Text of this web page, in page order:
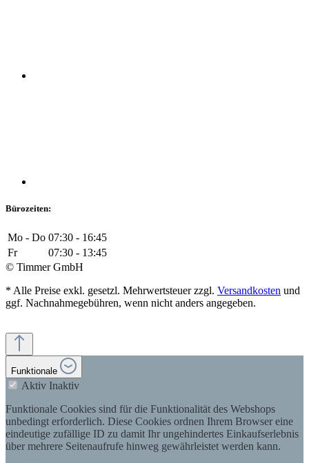
Bürozeiten:
Mo - Do 07:30 - 16:45
Fr
07:30 - 13:45
© Timmer GmbH
* Alle Preise exkl. gesetzl. Mehrwertsteuer zzgl. Versandkosten und
ggf. Nachnahmegebühren, wenn nicht anders angegeben.
Funktionale
Aktiv Inaktiv
Funktionale Cookies sind für die Funktionalität des Webshops
unbedingt erforderlich. Diese Cookies ordnen Ihrem Browser eine
eindeutige zufällige ID zu damit Ihr ungehindertes Einkaufserlebnis
über mehrere Seitenaufrufe hinweg gewährleistet werden kann.